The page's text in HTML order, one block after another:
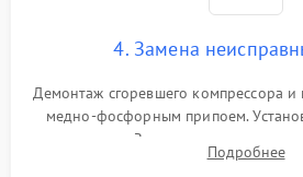
4. Замена
Демонтаж сгоревшего компрессора и
медно-фосфорным припоем.
осушителя. Замена изношенных
сломанных заслонок илиПодробнее